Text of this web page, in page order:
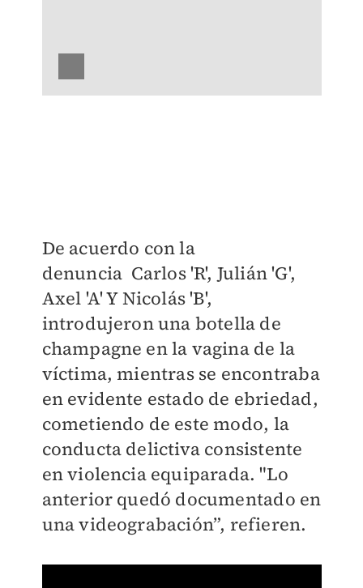
De acuerdo con la
denuncia Carlos 'R', Julián 'G',
Axel 'A' Y Nicolás 'B',
introdujeron una botella de
champagne en la vagina de la
víctima, mientras se encontraba
en evidente estado de ebriedad,
cometiendo de este modo, la
conducta delictiva consistente
en violencia equiparada. "Lo
anterior quedó documentado en
una videograbación”, refieren.